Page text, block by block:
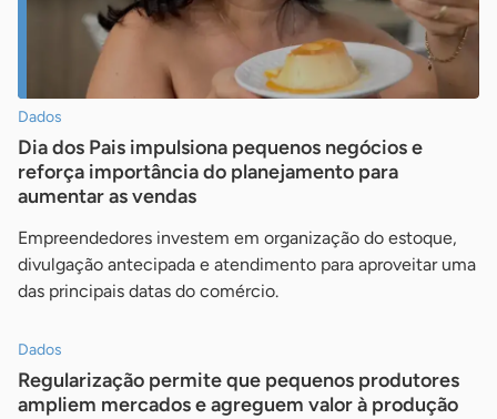
Dados
Dia dos Pais impulsiona pequenos negócios e
reforça importância do planejamento para
aumentar as vendas
Empreendedores investem em organização do estoque,
divulgação antecipada e atendimento para aproveitar uma
das principais datas do comércio.
Dados
Regularização permite que pequenos produtores
ampliem mercados e agreguem valor à produção